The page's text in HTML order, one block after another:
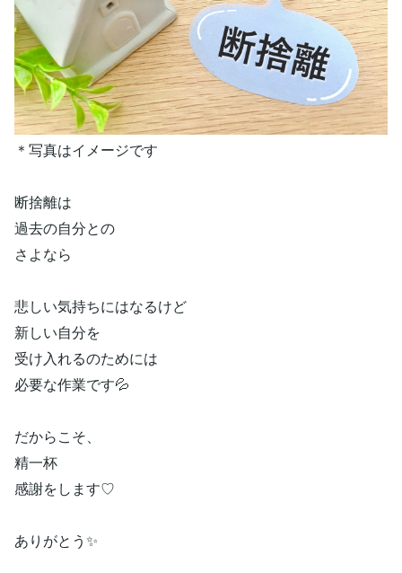
＊写真はイメージです
断捨離は
過去の自分との
さよなら
悲しい気持ちにはなるけど
新しい自分を
受け入れるのためには
必要な作業です💦
だからこそ、
精一杯
感謝をします♡
ありがとう✨